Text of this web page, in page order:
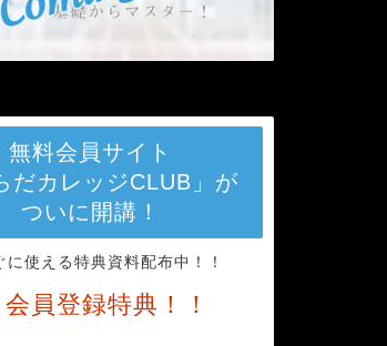
無料会員サイト
だカレッジCLUB」が
ついに開講！
に使える特典資料配布中！！
会員登録特典！！